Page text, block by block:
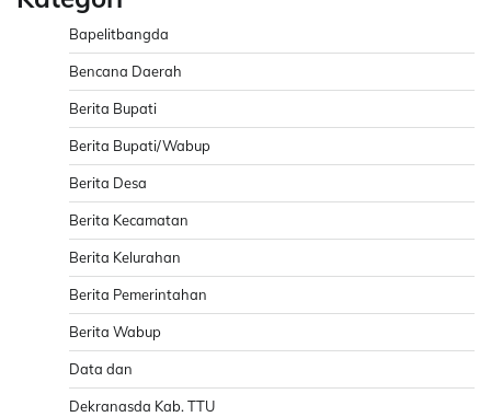
Bapelitbangda
Bencana Daerah
Berita Bupati
Berita Bupati/Wabup
Berita Desa
Berita Kecamatan
Berita Kelurahan
Berita Pemerintahan
Berita Wabup
Data dan
Dekranasda Kab. TTU